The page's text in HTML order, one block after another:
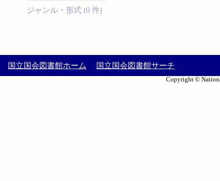
ジャンル・形式 (0 件)
国立国会図書館ホーム 国立国会図書館サーチ
Copyright ©